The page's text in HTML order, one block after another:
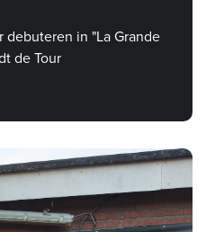
in "La Grande
de Tour